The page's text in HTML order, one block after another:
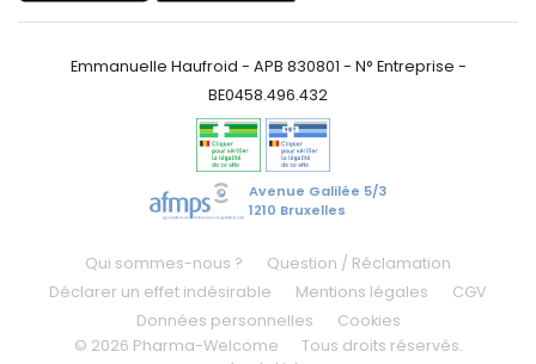
Emmanuelle Haufroid - APB 830801 - N° Entreprise -
BE0458.496.432
Avenue Galilée 5/3
1210 Bruxelles
Qui sommes-nous ?
Question / Réclamation
Déclarer un effet indésirable
Mentions légales
CGV
Données personnelles
Cookies
© 2026 Pharma-Welcome
Tous droits réservés.